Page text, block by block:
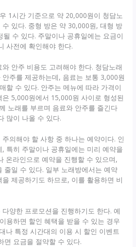
1시간 기준으로 약 20,000원이 청담노
있다. 중형 방은 약 30,000원, 대형 방
수 있다. 주말이나 공휴일에는 요금이
사전에 확인해야 한다.
안주 비용도 고려해야 한다. 청담노래
주를 제공하는데, 음료는 보통 3,000원
할 수 있다. 안주는 메뉴에 따라 가격이
5,000원에서 15,000원 사이로 형성된
노래를 부르며 음료와 안주를 즐긴다
많이 나올 수 있다.
의해야 할 사항 중 하나는 예약이다. 인
특히 주말이나 공휴일에는 미리 예약을
온라인으로 예약을 진행할 수 있으며,
줄일 수 있다. 일부 노래방에서는 예약
제공하기도 하므로, 이를 활용하면 비
양한 프로모션을 진행하기도 한다. 예
용하면 할인 혜택을 받을 수 있는 경우
나 특정 시간대의 이용 시 할인 이벤트
면 요금을 절약할 수 있다.